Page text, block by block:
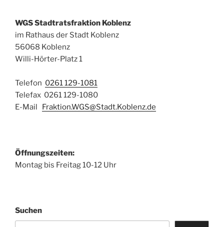
WGS Stadtratsfraktion Koblenz
im Rathaus der Stadt Koblenz
56068 Koblenz
Willi-Hörter-Platz 1
Telefon 0261 129-1081
Telefax 0261 129-1080
E-Mail
Fraktion.WGS@Stadt.Koblenz.de
Öffnungszeiten:
Montag bis Freitag 10-12 Uhr
Suchen